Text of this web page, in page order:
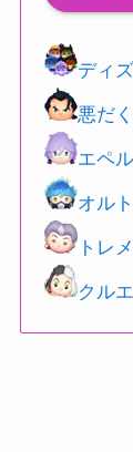
ディ
悪だ
エペ
オル
トレ
クル